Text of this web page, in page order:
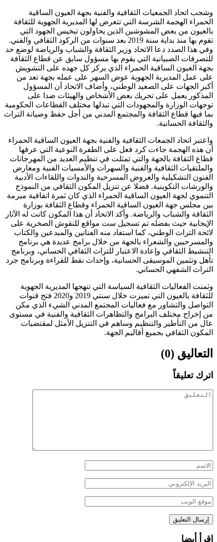
وشجب اتحاد الجمعيات الثقافية والفنية بجهة العيون الساقية
الحمراء الهجمة الشرسة التي تتعرض لها المديرية الجهوية للثقافة
بالعيون من بعض المشوشين الذين يحاولون تبخيس الجهود التي
تقوم بها منذ بداية سنة 2019 بعد سنوات من الركود الثقافي والفني.
وفي هذا الصدد دعا الاتحاد وزير الثقافة والشباب والرياضة لوضع حد
للتصرفات الصبيانية التي يقوم بها مسؤول سابق عن قطاع الثقافة
بجهة العيون الساقية الحمراء الذي يركز كل جهده على التشويش
على عمل المديرية الجهوية عوض السهر على عمله بجهة تعد من
أكبر الجهات على الصعيد الوطني، وأضاف الاتحاد أن المسؤول
المذكور يعمل على تحريك بعض الأشخاص والهيئات ضدا على
توجهات الوزارة والمجهودات التي تبذلها مختلف القطاعات الحكومية
بما فيها قطاع الثقافة والمجتمع المدني من أجل حفظ وصيانة التراث
والثقافة الحسانية.
واعتبر اتحاد الجمعات الثقافية والفنية بجهة العيون الساقية الحمراء
أن هذه الهجمة جاءت كرد فعل على الطفرة النوعية التي عرفها
قطاع الثقافة بالجهة والتي تمثلت في تنظيم العديد من المهرجانات
والملتقيات الثقافية والفنية والسهرات والأمسيات الفنية ومعارض
الفنون التشكيلية والعروض المسرحية والندوات واللقاءات الأدبية
والورشات التكوينية. فضلا عن تنزيل المكون الثقافي من النموذج
التنموي لجهة العيون الساقية الحمراء الذي كان ثمرة اتفاقية مبرمة
بين مجلس جهة العيون الساقية الحمراء وقطاع الثقافة بوزارة
الثقافة والشباب والرياضة. وأكد الاتحاد أن هذا المكون كانت له الآثار
الإيجابية حيث بفضله تم تسجيل ست مواقع للنقوش الصخرية على
لائحة التراث الوطني، كما استفاد منه الفنانين والمبدعين والكتاب
والمسرحيين والشعراء بالجهة من خلال برامج عديدة هي برنامج
التنشيط الثقافي وإعادة الاعتبار للتراث الثقافي الحساني، وبرنامج
تأهل وتثمين الموسيقى الحسانية، وإحداث نقط للقراءة وبرنامج جرد
التراث الشفهي الحساني.
وثمنت الفعاليات الثقافية السياسة التي تنهجها المديرية الجهوية
للثقافة بالعيون التي تميزت خلال سنتي 2019 و2020 فتح قنوات
التواصل والتشاور مع فعاليات المجتمع المدني الشيء الذي مكن
من إخراج مختلف البرامج والتظاهرات الثقافية والفنية في مستوى
عال من التأطير والتنظيم وساهم في التنزيل الأمثل لمقتضيات
المكون الثقافي بجميع أقاليم الجهة.
التعاليق (0)
اترك تعليقاً
اقرأ أيضا